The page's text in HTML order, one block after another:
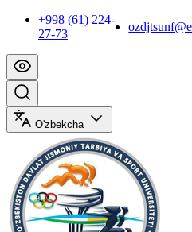
+998 (61) 224-
27-73
O'zbekcha